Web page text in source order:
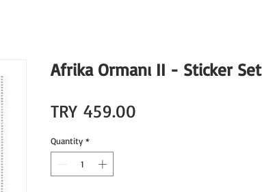
Afrika Ormanı II - Sticker Set
TRY 459.00
Quantity *